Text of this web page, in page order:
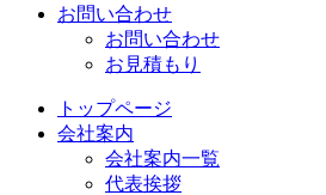
お問い合わせ
お問い合わせ
お見積もり
トップページ
会社案内
会社案内一覧
代表挨拶